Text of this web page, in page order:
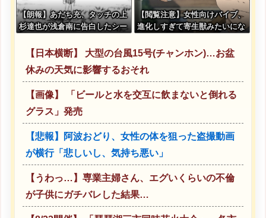
【朗報】あだち充、タッチの上
杉達也が浅倉南に告白したシー
【閲覧注意】女性向けバイブ、
進化しすぎて寄生獣みたいにな
【日本横断】 大型の台風15号(チャンホン)…お盆
休みの天気に影響するおそれ
【画像】 「ビールと水を交互に飲まないと倒れる
グラス」発売
【悲報】阿波おどり、女性の体を狙った盗撮動画
が横行「悲しいし、気持ち悪い」
【うわっ…】専業主婦さん、エグいくらいの不倫
が子供にガチバレした結果…